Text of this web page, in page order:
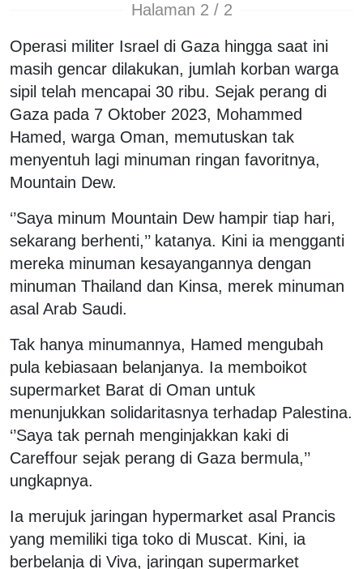
Halaman 2 / 2
Operasi militer Israel di Gaza hingga saat ini
masih gencar dilakukan, jumlah korban warga
sipil telah mencapai 30 ribu. Sejak perang di
Gaza pada 7 Oktober 2023, Mohammed
Hamed, warga Oman, memutuskan tak
menyentuh lagi minuman ringan favoritnya,
Mountain Dew.
‘’Saya minum Mountain Dew hampir tiap hari,
sekarang berhenti,’’ katanya. Kini ia mengganti
mereka minuman kesayangannya dengan
minuman Thailand dan Kinsa, merek minuman
asal Arab Saudi.
Tak hanya minumannya, Hamed mengubah
pula kebiasaan belanjanya. Ia memboikot
supermarket Barat di Oman untuk
menunjukkan solidaritasnya terhadap Palestina.
‘’Saya tak pernah menginjakkan kaki di
Careffour sejak perang di Gaza bermula,’’
ungkapnya.
Ia merujuk jaringan hypermarket asal Prancis
yang memiliki tiga toko di Muscat. Kini, ia
berbelanja di Viva, jaringan supermarket